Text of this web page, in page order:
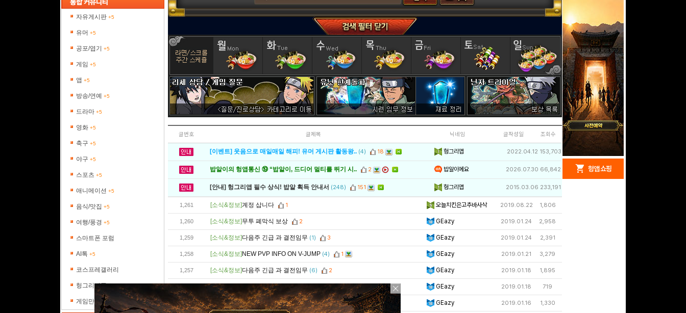
자유게시판 +5
유머 +5
공포/엽기 +5
게임 +5
앱 +5
방송/연예 +5
드라마 +5
영화 +5
축구 +5
야구 +5
스포츠 +5
애니메이션 +5
음식/맛집 +5
여행/풍경 +5
스마트폰 포럼
AI톡 +5
코스프레갤러리
헝그리피플
게임만평
글번호 글제목 닉네임 글작성일 조회수
[이벤트] 웃음으로 매일매일 해피! 유머 게시판 활동왕.. (4) 18 헝그리앱 2022.04.12 153,703
밥알이의 헝앱통신 ⑲ “밥알이, 드디어 멀티를 뛰기 시.. 2 밥알이에요 2026.07.30 66,842
[안내] 헝그리앱 필수 상식! 밥알 획득 안내서 (248) 151 헝그리앱 2015.03.06 233,191
1,261 [소식&정보]계정 삽니다 1 오늘치킨은고추바사삭 2019.08.22 1,806
1,260 [소식&정보]무투 폐막식 보상 2 GEazy 2019.01.24 2,958
1,259 [소식&정보]다음주 긴급 과 결전임무 (1) 3 GEazy 2019.01.24 2,391
1,258 [소식&정보] NEW PVP INFO ON V-JUMP (4) 1 GEazy 2019.01.21 3,279
1,257 [소식&정보]다음주 긴급 과 결전임무 (6) 2 GEazy 2019.01.18 1,895
[소식&정보] 인계 무투장에 관련된 트라이얼에 대한 안내 GEazy 2019.01.18 719
1,255 [소식&정보]마지막 폐막 무투장 보상 GEazy 2019.01.16 1,330
redeem 헝앱 경품
문화상품권 5000원 (추
100 밥알
문화상품권 10000원
100 밥알
shopping_cart 헝앱 쇼핑